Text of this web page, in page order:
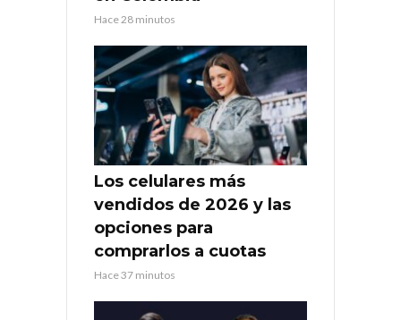
Hace 28 minutos
Los celulares más
vendidos de 2026 y las
opciones para
comprarlos a cuotas
Hace 37 minutos